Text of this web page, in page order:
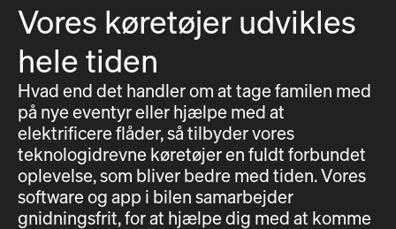
Vores køretøjer udvikles
hele tiden
Hvad end det handler om at tage familen med
på nye eventyr eller hjælpe med at
elektrificere flåder, så tilbyder vores
teknologidrevne køretøjer en fuldt forbundet
oplevelse, som bliver bedre med tiden. Vores
software og app i bilen samarbejder
gnidningsfrit, for at hjælpe dig med at komme